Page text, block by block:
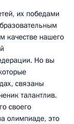
их победами
качестве нашего
Но вы
связаны
талантлив.
своего
олимпиаде, это